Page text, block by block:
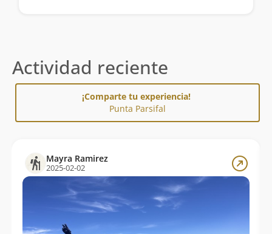
Actividad reciente
¡Comparte tu experiencia!
Punta Parsifal
Mayra Ramirez
2025-02-02